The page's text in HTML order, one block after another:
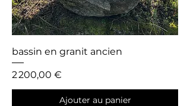
bassin en granit ancien
Prix
2 200,00 €
Ajouter au panier